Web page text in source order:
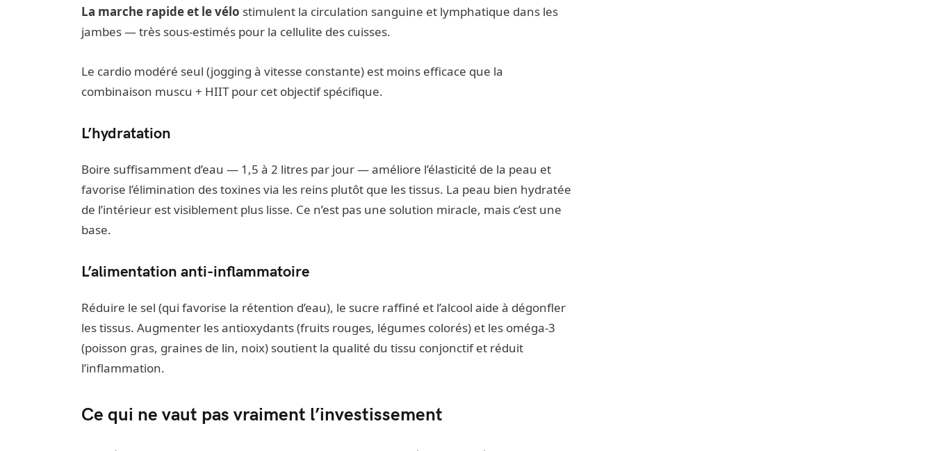
La marche rapide et le vélo stimulent la circulation sanguine et lymphatique dans les
jambes — très sous-estimés pour la cellulite des cuisses.
Le cardio modéré seul (jogging à vitesse constante) est moins efficace que la
combinaison muscu + HIIT pour cet objectif spécifique.
L’hydratation
Boire suffisamment d’eau — 1,5 à 2 litres par jour — améliore l’élasticité de la peau et
favorise l’élimination des toxines via les reins plutôt que les tissus. La peau bien hydratée
de l’intérieur est visiblement plus lisse. Ce n’est pas une solution miracle, mais c’est une
base.
L’alimentation anti-inflammatoire
Réduire le sel (qui favorise la rétention d’eau), le sucre raffiné et l’alcool aide à dégonfler
les tissus. Augmenter les antioxydants (fruits rouges, légumes colorés) et les oméga-3
(poisson gras, graines de lin, noix) soutient la qualité du tissu conjonctif et réduit
l’inflammation.
Ce qui ne vaut pas vraiment l’investissement